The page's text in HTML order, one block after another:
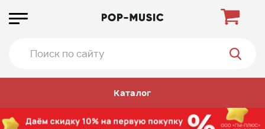
Каталог